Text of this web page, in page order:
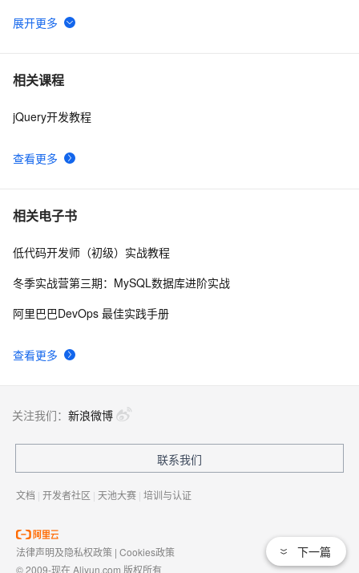
6 HTML DOM addEventListener() 方法示例
7 Dom4j解析XML学习代码
8 dom事件不求甚解，色解事件捕获和冒泡
9 DOM包裹及遍历
10
相关课程
查看更多
jQuery开发教程
相关电子书
查看更多
低代码开发师（初级）实战教程
冬季实战营第三期：MySQL数据库进阶实战
阿里巴巴DevOps 最佳实践手册
下一篇
关注我们： 新浪微博
联系我们
文档 | 开发者社区 | 天池大赛 | 培训与认证
法律声明及隐私权政策 | Cookies政策
© 2009-现在 Aliyun.com 版权所有